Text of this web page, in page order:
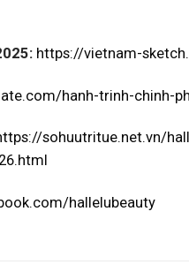
https://vietnam-
hanh-trinh-chinh-
sohuutritue.net.vn/
hallelubeauty